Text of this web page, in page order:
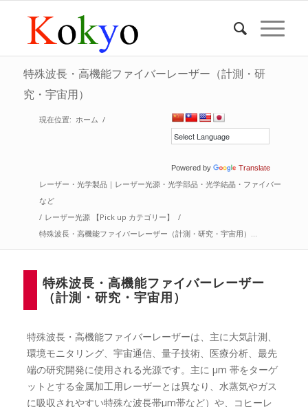
特殊波長・高機能ファイバーレーザー（計測・研
究・宇宙用）
Powered by Translate
現在位置: ホーム /
レーザー・光学製品｜レーザー光源・光学部品・光学結晶・ファイバー
など
/ レーザー光源 【Pick up カテゴリー】
/
特殊波長・高機能ファイバーレーザー（計測・研究・宇宙用）...
特殊波長・高機能ファイバーレーザー
（計測・研究・宇宙用）
特殊波長・高機能ファイバーレーザーは、主に大気計測、
環境モニタリング、宇宙通信、量子技術、医療分析、最先
端の研究開発に使用される光源です。主に μm 帯をターゲ
ットとする金属加工用レーザーとは異なり、水蒸気やガス
に吸収されやすい特殊な波長帯μm帯など）や、コヒーレ